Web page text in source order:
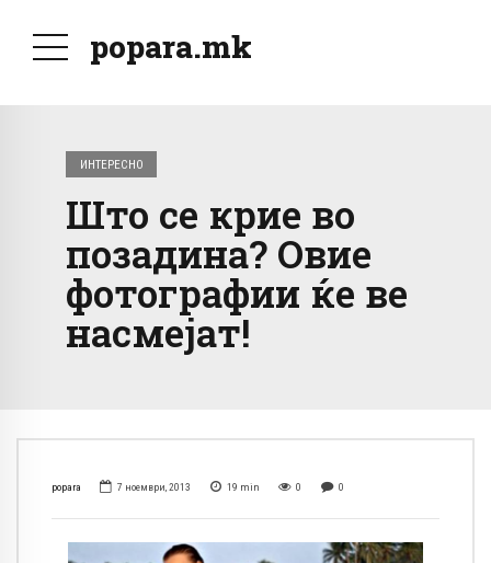
popara.mk
ИНТЕРЕСНО
Што се крие во
позадина? Овие
фотографии ќе ве
насмејат!
popara 7 ноември, 2013 19 min 0 0